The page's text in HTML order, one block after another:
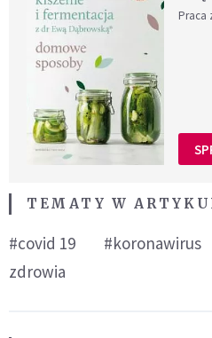
Praca
TEMATY W
#covid 19 #koronawirus
zdrowia